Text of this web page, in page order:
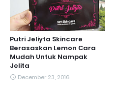
Putri Jeliyta Skincare
Berasaskan Lemon Cara
Mudah Untuk Nampak
Jelita
December 23, 2016